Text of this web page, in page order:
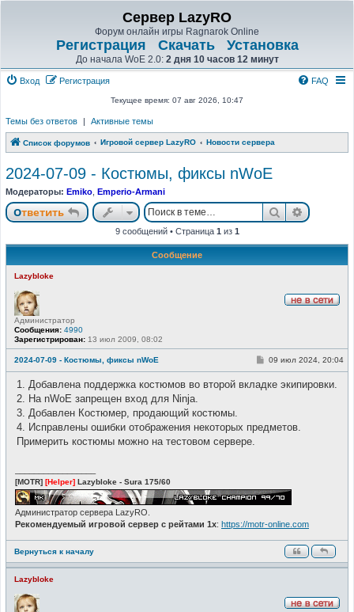
Сервер LazyRO
Форум онлайн игры Ragnarok Online
Регистрация Скачать Установка
До начала WoE 2.0: 2 дня 10 часов 12 минут
Вход Регистрация FAQ
Текущее время: 07 авг 2026, 10:47
Темы без ответов | Активные темы
Список форумов Игровой сервер LazyRO Новости сервера
2024-07-09 - Костюмы, фиксы nWoE
Модераторы: Emiko Emperio-Armani
Ответить Поиск
9 сообщений • Страница 1 из 1
Сообщение
Lazybloke
е
т
Администратор
Сообщения: 4990
Зарегистрирован: 13 июл 2009, 08:02
2024-07-09 - Костюмы, фиксы nWoE
С
б
и
е
09 июл 2024, 20:04
1. Добавлена поддержка костюмов во второй вкладке экипировки.
2. На nWoE запрещен вход для Ninja.
3. Добавлен Костюмер, продающий костюмы.
4. Исправлены ошибки отображения некоторых предметов.
Примерить костюмы можно на тестовом сервере.
[MOTR] [Helper] Lazybloke - Sura 175/60
Администратор сервера LazyRO.
Рекомендуемый игровой сервер с рейтами 1x: https://motr-online.com
Вернуться к началу
Lazybloke